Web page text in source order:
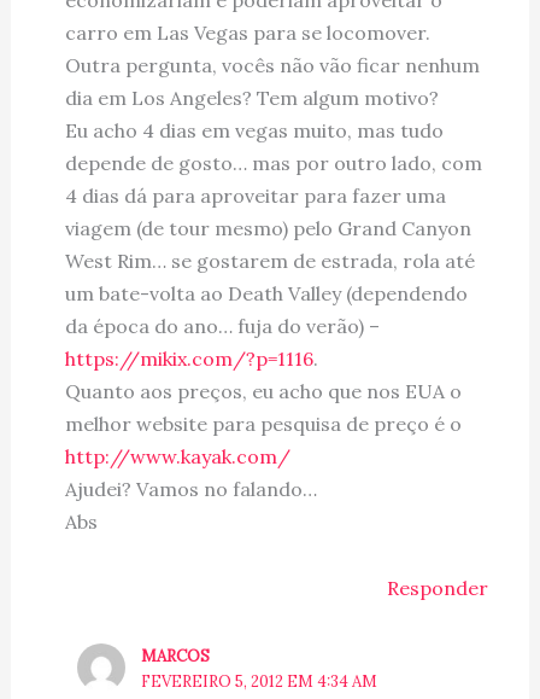
carro em Las Vegas para se locomover.
Outra pergunta, vocês não vão ficar nenhum
dia em Los Angeles? Tem algum motivo?
Eu acho 4 dias em vegas muito, mas tudo
depende de gosto… mas por outro lado, com
4 dias dá para aproveitar para fazer uma
viagem (de tour mesmo) pelo Grand Canyon
West Rim… se gostarem de estrada, rola até
um bate-volta ao Death Valley (dependendo
da época do ano… fuja do verão) –
https://mikix.com/?p=1116.
Quanto aos preços, eu acho que nos EUA o
melhor website para pesquisa de preço é o
http://www.kayak.com/
Ajudei? Vamos no falando…
Abs
Responder
MARCOS
FEVEREIRO 5, 2012 EM 4:34 AM